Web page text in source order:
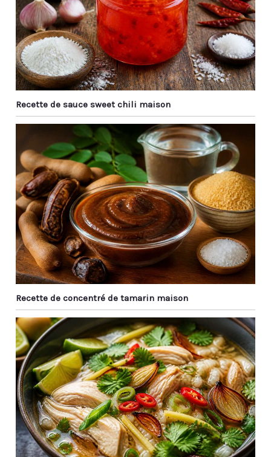
Recette de sauce sweet chili maison
Recette de concentré de tamarin maison